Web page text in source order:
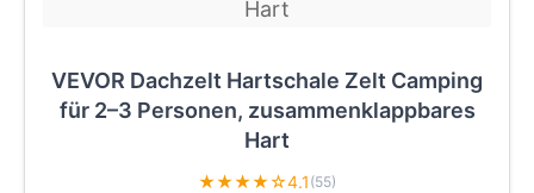
VEVOR Dachzelt Hartschale Zelt Camping
für 2–3 Personen, zusammenklappbares
Hart
★★★★☆4.1 (55)